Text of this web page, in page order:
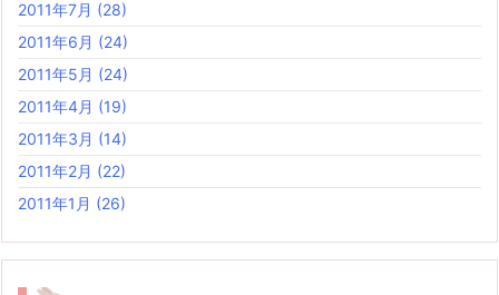
2011年7月 (28)
2011年6月 (24)
2011年5月 (24)
2011年4月 (19)
2011年3月 (14)
2011年2月 (22)
2011年1月 (26)